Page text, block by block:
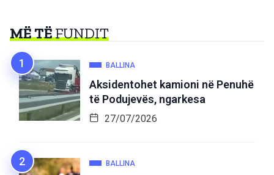
MË TËFUNDIT
BALLINA
Aksidentohet kamioni në Penuhë
të Podujevës, ngarkesa
27/07/2026
BALLINA